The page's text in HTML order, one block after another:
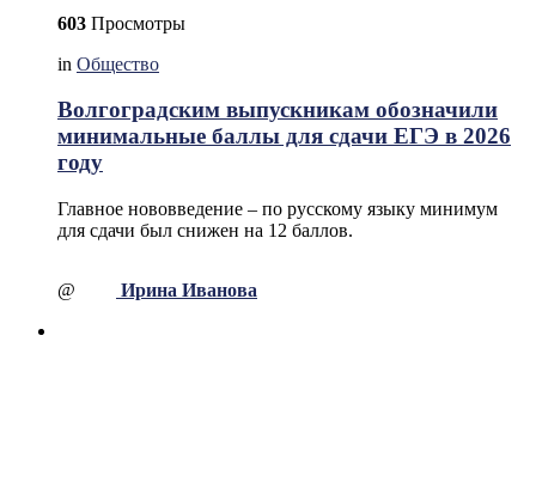
603 Просмотры
in Общество
Волгоградским выпускникам обозначили
минимальные баллы для сдачи ЕГЭ в 2026
году
Главное нововведение – по русскому языку минимум
для сдачи был снижен на 12 баллов.
@ Ирина Иванова